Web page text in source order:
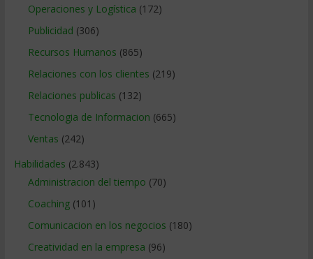
Operaciones y Logística (172)
Publicidad (306)
Recursos Humanos (865)
Relaciones con los clientes (219)
Relaciones publicas (132)
Tecnologia de Informacion (665)
Ventas (242)
Habilidades (2.843)
Administracion del tiempo (70)
Coaching(101)
Comunicacion en los negocios (180)
Creatividad en la empresa (96)